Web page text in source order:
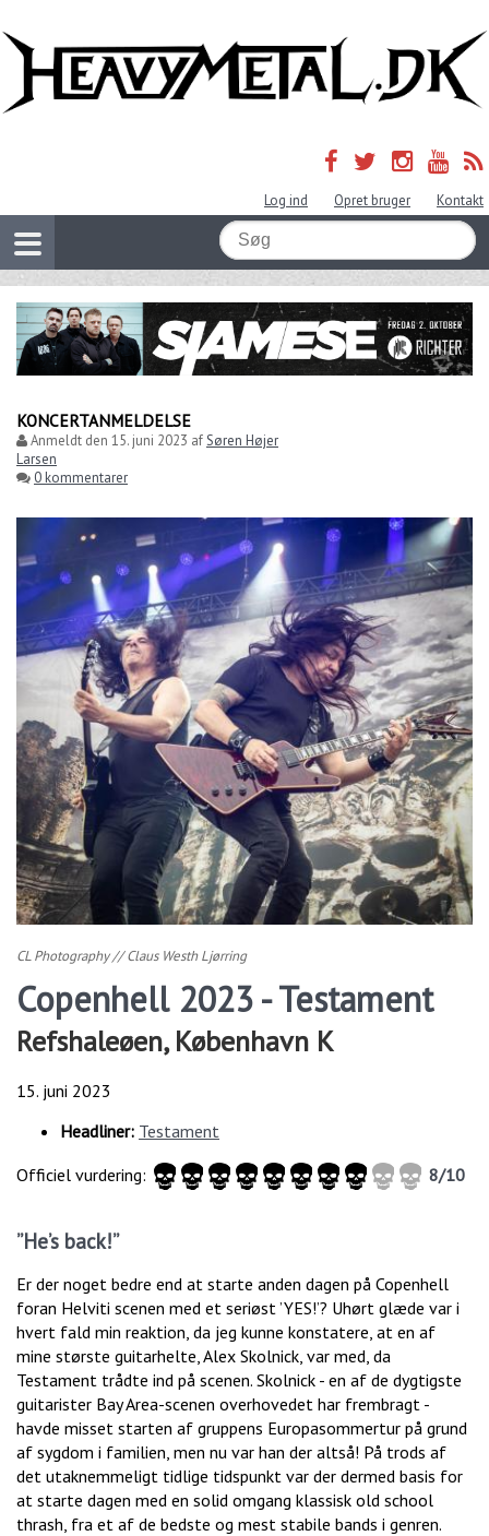
Log ind Opret bruger Kontakt
KONCERTANMELDELSE
Anmeldt den 15. juni 2023 afSøren Højer
Larsen
0 kommentarer
CL Photography // Claus Westh Ljørring
Copenhell 2023 - Testament
Refshaleøen, København K
15. juni 2023
Headliner: Testament
Officiel vurdering:
8/10
”He’s back!”
Er der noget bedre end at starte anden dagen på Copenhell
foran Helviti scenen med et seriøst ’YES!’? Uhørt glæde var i
hvert fald min reaktion, da jeg kunne konstatere, at en af
mine største guitarhelte, Alex Skolnick, var med, da
Testament trådte ind på scenen. Skolnick - en af de dygtigste
guitarister Bay Area-scenen overhovedet har frembragt -
havde misset starten af gruppens Europasommertur på grund
af sygdom i familien, men nu var han der altså! På trods af
det utaknemmeligt tidlige tidspunkt var der dermed basis for
at starte dagen med en solid omgang klassisk old school
thrash, fra et af de bedste og mest stabile bands i genren.